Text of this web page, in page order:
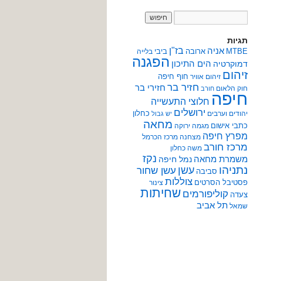
תגיות
MTBE אניה ארובה בז"ן ביבי בלייה
דמוקרטיה הים התיכון הפגנה
זיהום זיהום אוויר חוף חיפה
חוק הלאום חורב חזיר בר חזירי בר
חיפה חלוצי התעשייה
יהודים וערבים ירושלים יש גבול כחלון
כתבי אישום מגמה ירוקה מחאה
מפרץ חיפה מצחנה מרכז הכרמל
מרכז חורב משה כחלון
משמרת מחאה נמל חיפה נקז
נתניהו סביבה עשן עשן שחור
פסטיבל הסרטים צוללות צינור
צעדה קוליפורמים שחיתות
שמאל תל אביב